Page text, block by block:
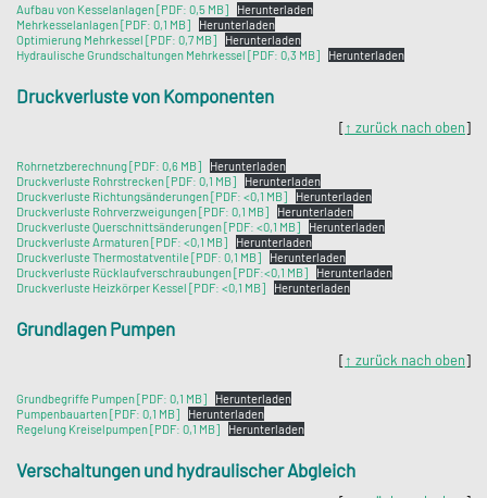
Aufbau von Kesselanlagen [PDF: 0,5 MB]
Herunterladen
Mehrkesselanlagen [PDF: 0,1 MB]
Herunterladen
Optimierung Mehrkessel [PDF: 0,7 MB]
Herunterladen
Hydraulische Grundschaltungen Mehrkessel [PDF: 0,3 MB]
Herunterladen
Druckverluste von Komponenten
[↑ zurück nach oben]
Rohrnetzberechnung [PDF: 0,6 MB]
Herunterladen
Druckverluste Rohrstrecken [PDF: 0,1 MB]
Herunterladen
Druckverluste Richtungsänderungen [PDF: <0,1 MB]
Herunterladen
Druckverluste Rohrverzweigungen [PDF: 0,1 MB]
Herunterladen
Druckverluste Querschnittsänderungen [PDF: <0,1 MB]
Herunterladen
Druckverluste Armaturen [PDF: <0,1 MB]
Herunterladen
Druckverluste Thermostatventile [PDF: 0,1 MB]
Herunterladen
Druckverluste Rücklaufverschraubungen [PDF:<0,1 MB]
Herunterladen
Druckverluste Heizkörper Kessel [PDF: <0,1 MB]
Herunterladen
Grundlagen Pumpen
[↑ zurück nach oben]
Grundbegriffe Pumpen [PDF: 0,1 MB]
Herunterladen
Pumpenbauarten [PDF: 0,1 MB]
Herunterladen
Regelung Kreiselpumpen [PDF: 0,1 MB]
Herunterladen
Verschaltungen und hydraulischer Abgleich